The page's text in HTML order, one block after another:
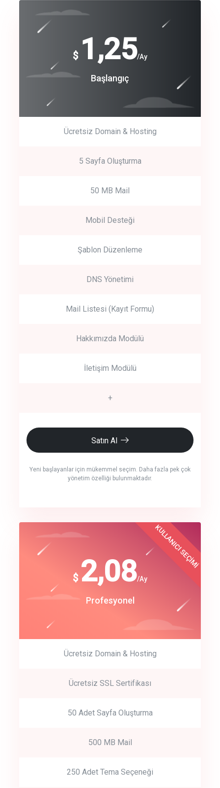
$ 1,25/Ay
Başlangıç
Ücretsiz Domain & Hosting
5 Sayfa Oluşturma
50 MB Mail
Mobil Desteği
Şablon Düzenleme
DNS Yönetimi
Mail Listesi (Kayıt Formu)
Hakkımızda Modülü
İletişim Modülü
+
Satın Al
Yeni başlayanlar için mükemmel seçim. Daha fazla pek çok
yönetim özelliği bulunmaktadır.
Free
Basic
crm auto cync
track energy costs
Get Started
Start by trying our service for 30 days free trial no credit card
$ 2,08/Ay
Profesyonel
KULLANICI SEÇİMİ
Ücretsiz Domain & Hosting
Ücretsiz SSL Sertifikası
50 Adet Sayfa Oluşturma
500 MB Mail
250 Adet Tema Seçeneği
$
180
Start Up
Best Choice